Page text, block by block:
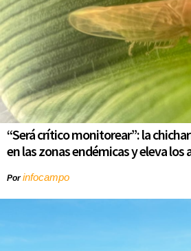
“Será crítico monitorear”: la
en las zonas endémicas y eleva los
Porinfocampo